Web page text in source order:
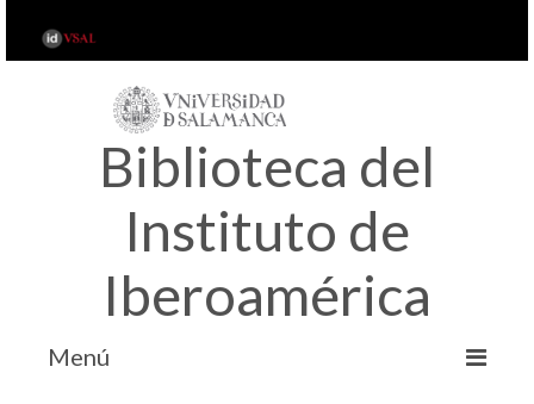
Biblioteca del
Instituto de
Iberoamérica
Menú